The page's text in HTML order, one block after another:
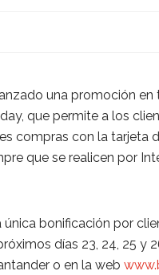
una promoción
que permite a los
compras con la tarjeta
que se realicen por
única bonificación por
días 23, 24, 25 y
o en la web